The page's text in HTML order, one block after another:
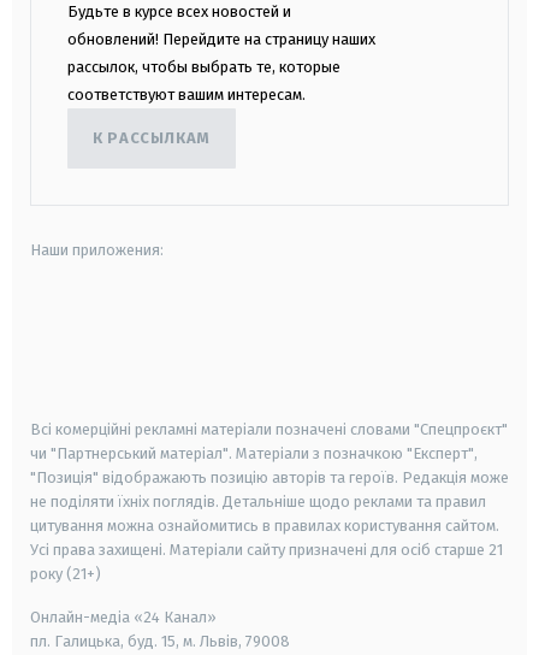
Будьте в курсе всех новостей и
обновлений! Перейдите на страницу наших
рассылок, чтобы выбрать те, которые
соответствуют вашим интересам.
К РАССЫЛКАМ
Наши приложения:
Всі комерційні рекламні матеріали позначені словами "Спецпроєкт"
чи "Партнерський матеріал". Матеріали з позначкою "Експерт",
"Позиція" відображають позицію авторів та героїв. Редакція може
не поділяти їхніх поглядів. Детальніше щодо реклами та правил
цитування можна ознайомитись в правилах користування сайтом.
Усі права захищені. Матеріали сайту призначені для осіб старше 21
року (21+)
Онлайн-медіа «24 Канал»
пл. Галицька, буд. 15, м. Львів, 79008